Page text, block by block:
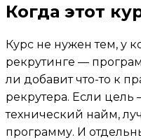
Когда этот
Курс не нужен тем, у
рекрутинге —
ли добавит что-то к
рекрутера. Если
технический найм,
программу. И